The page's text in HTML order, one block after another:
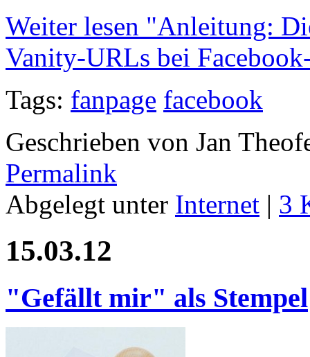
Weiter lesen "Anleitung:
Vanity-URLs bei
Tags: fanpage facebook
Geschrieben von Jan
Permalink
Abgelegt unter Internet | 3
15.03.12
"Gefällt mir" als Stempel